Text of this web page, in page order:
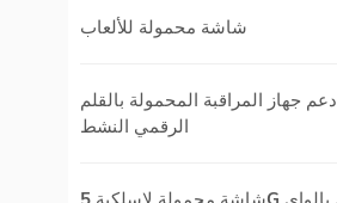
شاشة محمولة للألعاب
دعم جهاز المراقبة المحمولة بالقلم
الرقمي النشط